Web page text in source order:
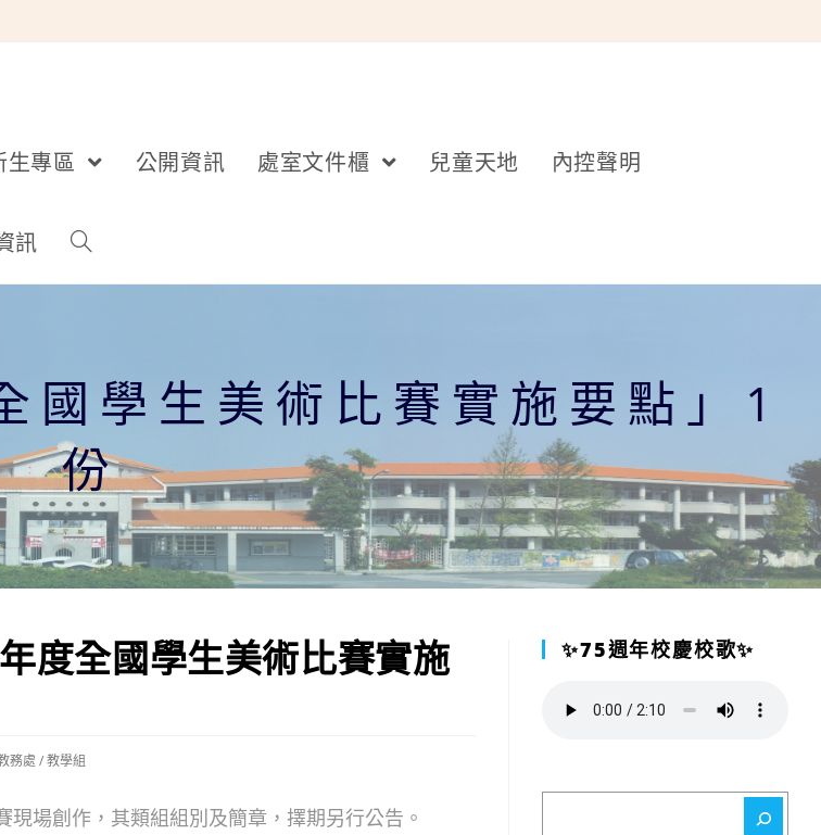
生專區 公開資訊 處室文件櫃 兒童天地 內控聲明
訊
學生美術比賽實施要點」1
份
度全國學生美術比賽實施
務處 /教學組
場創作，其類組組別及簡章，擇期另行公告。
✨75週年校慶校歌✨